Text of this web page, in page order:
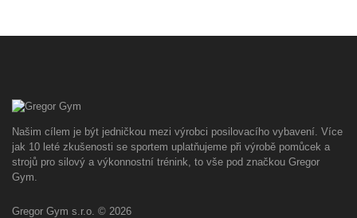
Našim cílem je být jedničkou mezi výrobci posilovacího vybavení. Více
jak 10 leté zkušenosti se sportem uplatňujeme při výrobě pomůcek a
strojů pro silový a výkonnostní trénink, to vše pod značkou Gregor
Gym.
Gregor Gym s.r.o. © 2026